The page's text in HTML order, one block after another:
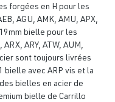
forgées en H pour les
AGU, AMK, AMU, APX,
bielle pour les
ARY, ATW, AUM,
sont toujours livrées
avec ARP vis et la
bielles en acier de
bielle de Carrillo